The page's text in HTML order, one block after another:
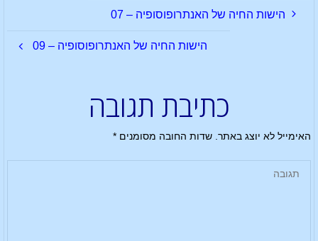
הישות החיה של האנתרופוסופיה – 07
הישות החיה של האנתרופוסופיה – 09
כתיבת תגובה
האימייל לא יוצג באתר. שדות החובה מסומנים*